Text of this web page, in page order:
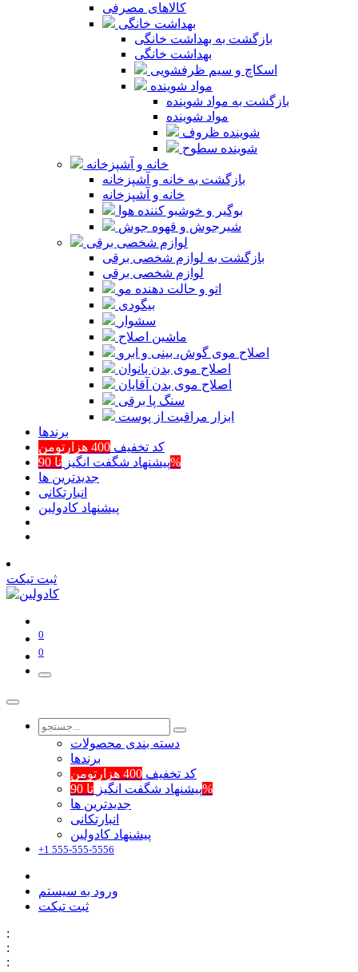
کالاهای مصرفی
بهداشت خانگی
بازگشت به بهداشت خانگی
بهداشت خانگی
اسکاچ و سیم ظرفشویی
مواد شوینده
بازگشت به مواد شوینده
مواد شوینده
شوینده ظروف
شوینده سطوح
خانه و آشپزخانه
بازگشت به خانه و آشپزخانه
خانه و آشپزخانه
بوگیر و خوشبو کننده هوا
شیرجوش و قهوه جوش
لوازم شخصی برقی
بازگشت به لوازم شخصی برقی
لوازم شخصی برقی
اتو و حالت دهنده مو
بیگودی
سشوار
ماشین اصلاح
اصلاح موی گوش، بینی و ابرو
اصلاح موی بدن بانوان
اصلاح موی بدن آقایان
سنگ پا برقی
ابزار مراقبت از پوست
برند‌ها
کد تخفیف 400 هزارتومن
پیشنهاد شگفت انگیزتا 90%
جدیدترین ها
انبارتکانی
پیشنهاد کادولین
ثبت تیکت
0
0
دسته بندی محصولات
برند‌ها
کد تخفیف 400 هزارتومن
پیشنهاد شگفت انگیزتا 90%
جدیدترین ها
انبارتکانی
پیشنهاد کادولین
+1 555-555-5556
ورود به سیستم
ثبت تیکت
:
:
: